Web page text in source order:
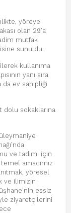
yöreye
olan 29’a
mutfak
sunuldu.
kullanıma
yanı sıra
da ev sahipliği
dolu sokaklarına
ve tadımı için
amacımız
yöresel
ve ilimizin
essiz
ziyaretçilerini